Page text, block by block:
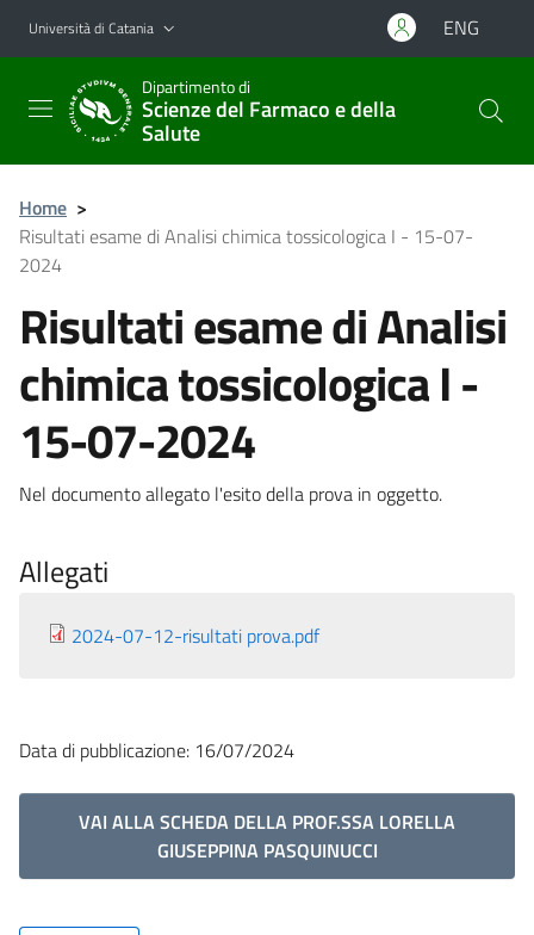
Vai al contenuto principale
Vai al menu di navigazione
Università di Catania ENG
Dipartimento di
Scienze del Farmaco e della
Salute
Home >
Risultati esame di Analisi chimica tossicologica I - 15-07-
2024
Risultati esame di Analisi
chimica tossicologica I -
15-07-2024
Nel documento allegato l'esito della prova in oggetto.
Allegati
2024-07-12-risultati prova.pdf
Data di pubblicazione: 16/07/2024
VAI ALLA SCHEDA DELLA PROF.SSA LORELLA
GIUSEPPINA PASQUINUCCI